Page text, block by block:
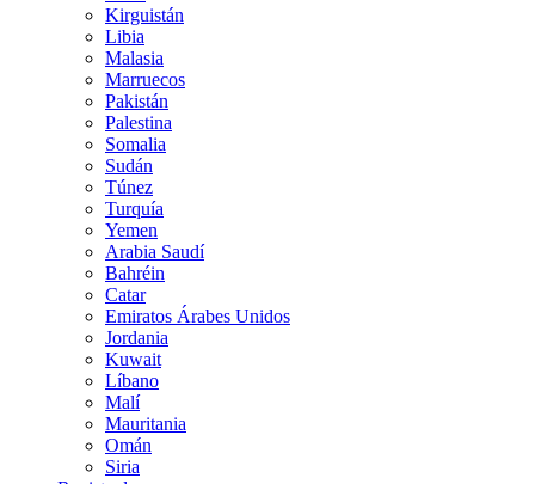
Kirguistán
Libia
Malasia
Marruecos
Pakistán
Palestina
Somalia
Sudán
Túnez
Turquía
Yemen
Arabia Saudí
Bahréin
Catar
Emiratos Árabes Unidos
Jordania
Kuwait
Líbano
Malí
Mauritania
Omán
Siria